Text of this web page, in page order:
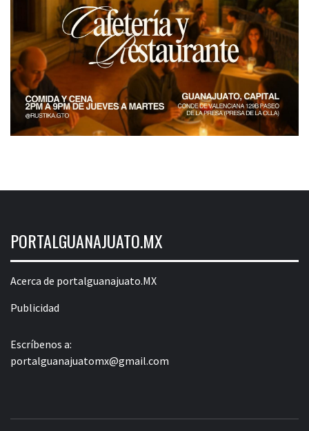
PORTALGUANAJUATO.MX
Acerca de portalguanajuato.MX
Publicidad
Escríbenos a:
portalguanajuatomx@gmail.com